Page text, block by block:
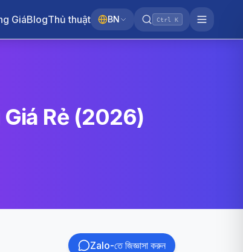
GiáBlogThủ thuật BN Ctrl K
Rẻ (2026)
Zalo-তে জিজ্ঞাসা করুন